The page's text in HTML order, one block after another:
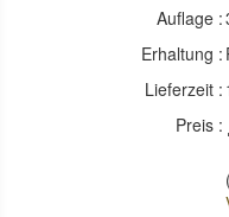
Auflage :
Erhaltung :
Lieferzeit :
Preis :